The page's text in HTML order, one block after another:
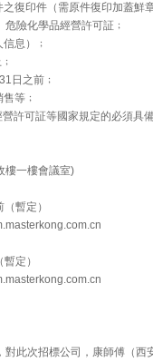
復印件（需原件復印加蓋鮮
險化學品經營許可証﹔
息）﹔
日之前﹔
等﹔
許可証等國家規定的必須具
一樓會議室)
暫定）
定）
此次招標公司，康師傅（西